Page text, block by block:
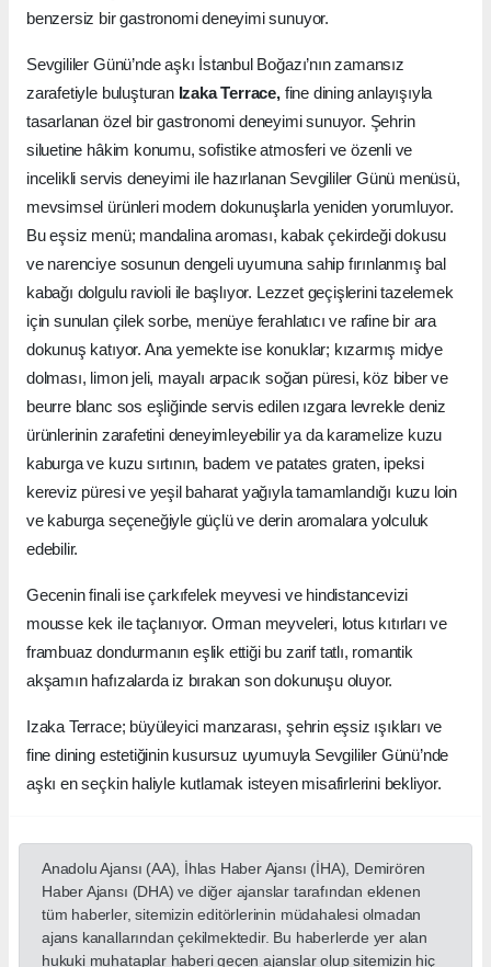
benzersiz bir gastronomi deneyimi sunuyor.
Sevgililer Günü’nde aşkı İstanbul Boğazı’nın zamansız
zarafetiyle buluşturanIzaka Terrace, fine dining anlayışıyla
tasarlanan özel bir gastronomi deneyimi sunuyor. Şehrin
siluetine hâkim konumu, sofistike atmosferi ve özenli ve
incelikli servis deneyimi ile hazırlanan Sevgililer Günü menüsü,
mevsimsel ürünleri modern dokunuşlarla yeniden yorumluyor.
Bu eşsiz menü; mandalina aroması, kabak çekirdeği dokusu
ve narenciye sosunun dengeli uyumuna sahip fırınlanmış bal
kabağı dolgulu ravioli ile başlıyor. Lezzet geçişlerini tazelemek
için sunulan çilek sorbe, menüye ferahlatıcı ve rafine bir ara
dokunuş katıyor. Ana yemekte ise konuklar; kızarmış midye
dolması, limon jeli, mayalı arpacık soğan püresi, köz biber ve
beurre blanc sos eşliğinde servis edilen ızgara levrekle deniz
ürünlerinin zarafetini deneyimleyebilir ya da karamelize kuzu
kaburga ve kuzu sırtının, badem ve patates graten, ipeksi
kereviz püresi ve yeşil baharat yağıyla tamamlandığı kuzu loin
ve kaburga seçeneğiyle güçlü ve derin aromalara yolculuk
edebilir.
Gecenin finali ise çarkıfelek meyvesi ve hindistancevizi
mousse kek ile taçlanıyor. Orman meyveleri, lotus kıtırları ve
frambuaz dondurmanın eşlik ettiği bu zarif tatlı, romantik
akşamın hafızalarda iz bırakan son dokunuşu oluyor.
Izaka Terrace; büyüleyici manzarası, şehrin eşsiz ışıkları ve
fine dining estetiğinin kusursuz uyumuyla Sevgililer Günü’nde
aşkı en seçkin haliyle kutlamak isteyen misafirlerini bekliyor.
Anadolu Ajansı (AA), İhlas Haber Ajansı (İHA), Demirören
Haber Ajansı (DHA) ve diğer ajanslar tarafından eklenen
tüm haberler, sitemizin editörlerinin müdahalesi olmadan
ajans kanallarından çekilmektedir. Bu haberlerde yer alan
hukuki muhataplar haberi geçen ajanslar olup sitemizin hiç